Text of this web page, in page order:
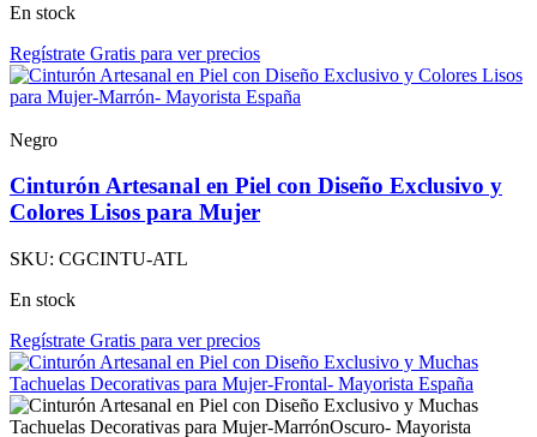
En stock
Regístrate Gratis para ver precios
Negro
Cinturón Artesanal en Piel con Diseño Exclusivo y
Colores Lisos para Mujer
SKU: CGCINTU-ATL
En stock
Regístrate Gratis para ver precios